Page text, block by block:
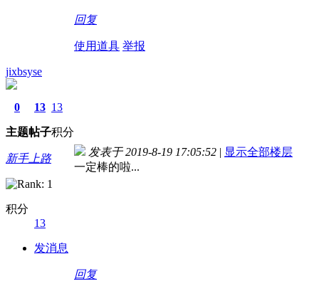
回复
使用道具 举报
jixbsyse
0
主题
13
帖子
13
积分
新手上路
积分
13
发消息
发表于 2019-8-19 17:05:52 | 显示全部楼层
一定棒的啦...
回复